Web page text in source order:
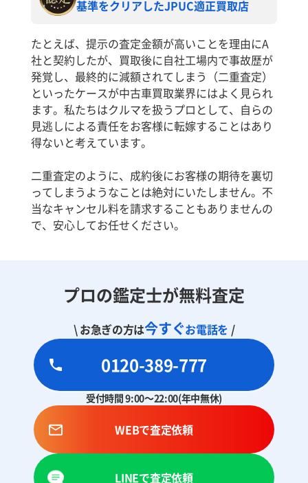
基準をクリアしたJPUC適正買取店
たとえば、提示の査定金額が高いことを理由にA
社と契約したが、買取後に自社工場内で事故歴が
発覚し、最終的に減額されてしまう（二重査定）
といったケースが中古車買取業界にはよく見られ
ます。私たちはクルマを扱うプロとして、自らの
見逃しによる責任をお客様に転嫁することはあり
得ないと考えています。
二重査定のように、成約後にお客様の期待を裏切
ってしまうようなことは絶対にいたしません。不
当なキャンセル料を請求することもありませんの
で、安心してお任せください。
プロの鑑定士が無料査定
\ お急ぎの方は今すぐお電話を /
0120-389-777
受付時間 9:00～22:00(年中無休)
WEBで査定依頼
LINEで査定依頼